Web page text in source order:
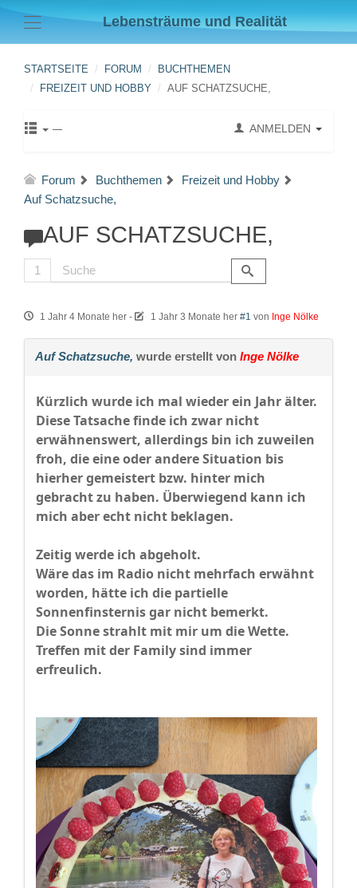
Lebensträume und Realität
STARTSEITE FORUM
BUCHTHEMEN
FREIZEIT UND HOBBY
AUF SCHATZSUCHE,
ANMELDEN
Forum Buchthemen
Freizeit und Hobby
Auf Schatzsuche,
AUF SCHATZSUCHE,
1
1 Jahr 4 Monate her - 1 Jahr 3 Monate her #1 von Inge Nölke
Auf Schatzsuche, wurde erstellt von Inge Nölke
Kürzlich wurde ich mal wieder ein Jahr älter.
Diese Tatsache finde ich zwar nicht
erwähnenswert, allerdings bin ich zuweilen
froh, die eine oder andere Situation bis
hierher gemeistert bzw. hinter mich
gebracht zu haben. Überwiegend kann ich
mich aber echt nicht beklagen.
Zeitig werde ich abgeholt.
Wäre das im Radio nicht mehrfach erwähnt
worden, hätte ich die partielle
Sonnenfinsternis gar nicht bemerkt.
Die Sonne strahlt mit mir um die Wette.
Treffen mit der Family sind immer
erfreulich.